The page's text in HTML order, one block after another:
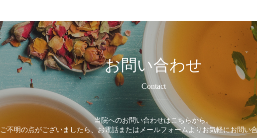
お問い合わせ
Contact
当院へのお問い合わせはこちらから。
ご不明の点がございましたら、お電話またはメールフォームよりお気軽にお問い